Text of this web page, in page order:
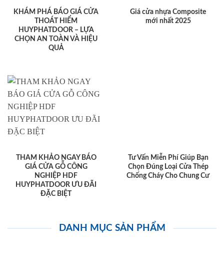
KHÁM PHÁ BÁO GIÁ CỬA
THOÁT HIỂM
HUYPHATDOOR – LỰA
CHỌN AN TOÀN VÀ HIỆU
QUẢ
Giá cửa nhựa Composite
mới nhất 2025
THAM KHẢO NGAY BÁO
GIÁ CỬA GỖ CÔNG
NGHIỆP HDF
HUYPHATDOOR ƯU ĐÃI
ĐẶC BIỆT
Tư Vấn Miễn Phí Giúp Bạn
Chọn Đúng Loại Cửa Thép
Chống Cháy Cho Chung Cư
DANH MỤC SẢN PHẨM